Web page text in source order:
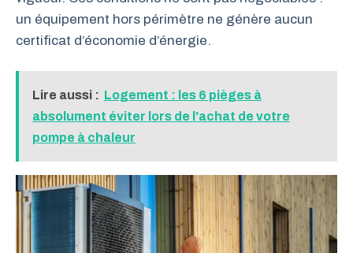
un équipement hors périmètre ne génère aucun
certificat d’économie d’énergie.
Lire aussi : Logement : les 6 pièges à
absolument éviter lors de l'achat de votre
pompe à chaleur